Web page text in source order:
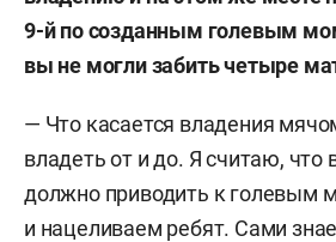
9-й по созданным голевым
вы не могли забить четыре
— Что касается владения
владеть от и до. Я считаю,
должно приводить к голевым
и нацеливаем ребят. Сами